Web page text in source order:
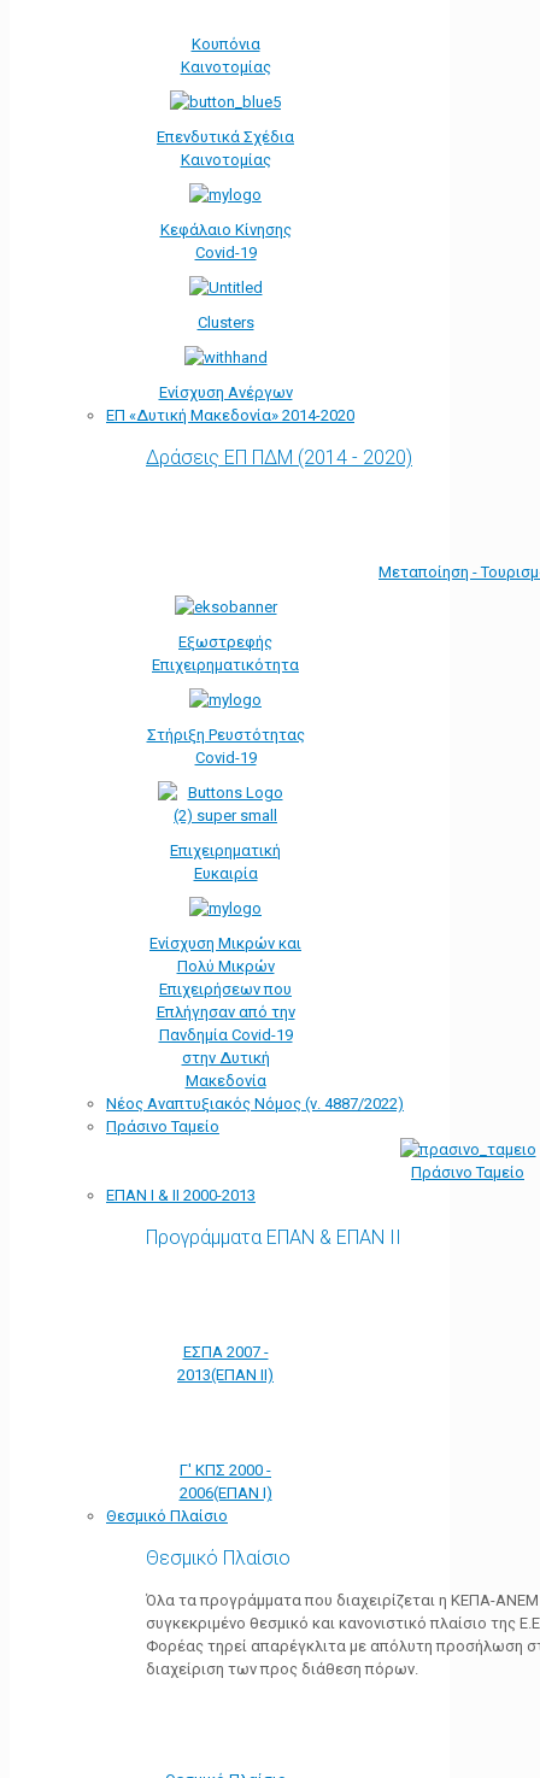
Κουπόνια
Καινοτομίας
Επενδυτικά Σχέδια
Καινοτομίας
Κεφάλαιο Κίνησης
Covid-19
Clusters
Ενίσχυση Ανέργων
ΕΠ «Δυτική Μακεδονία» 2014-2020
Δράσεις ΕΠ ΠΔΜ (2014 - 2020)
Μεταποίηση -
Εξωστρεφής
Επιχειρηματικότητα
Στήριξη Ρευστότητας
Covid-19
Επιχειρηματική
Ευκαιρία
Ενίσχυση Μικρών και
Πολύ Μικρών
Επιχειρήσεων που
Επλήγησαν από την
Πανδημία Covid-19
στην Δυτική
Μακεδονία
Νέος Αναπτυξιακός Νόμος (ν. 4887/2022)
Πράσινο Ταμείο
Πράσινο Ταμείο
ΕΠΑΝ Ι & ΙΙ 2000-2013
Προγράμματα ΕΠΑΝ & ΕΠΑΝ ΙΙ
ΕΣΠΑ 2007 -
2013(ΕΠΑΝ ΙΙ)
Γ' ΚΠΣ 2000 -
2006(ΕΠΑΝ Ι)
Θεσμικό Πλαίσιο
Θεσμικό Πλαίσιο
Όλα τα προγράμματα που διαχειρίζεται η ΚΕΠΑ-
συγκεκριμένο θεσμικό και κανονιστικό πλαίσιο της
Φορέας τηρεί απαρέγκλιτα με απόλυτη προσήλωση
διαχείριση των προς διάθεση πόρων.